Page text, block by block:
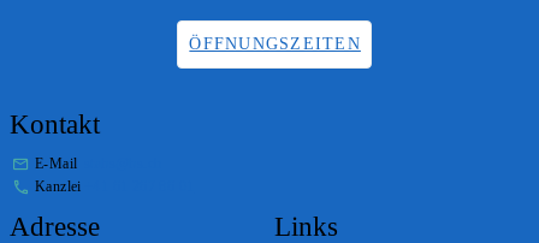
ÖFFNUNGSZEITEN
Kontakt
E-Mail
Kanzlei
Adresse Links